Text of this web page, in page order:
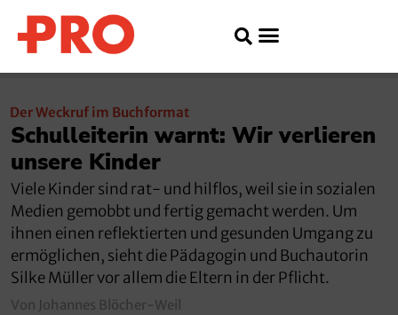
Der Weckruf im Buchformat
Schulleiterin warnt: Wir verlieren
unsere Kinder
Viele Kinder sind rat- und hilflos, weil sie in sozialen
Medien gemobbt und fertig gemacht werden. Um
ihnen einen reflektierten und gesunden Umgang zu
ermöglichen, sieht die Pädagogin und Buchautorin
Silke Müller vor allem die Eltern in der Pflicht.
Von Johannes Blöcher-Weil